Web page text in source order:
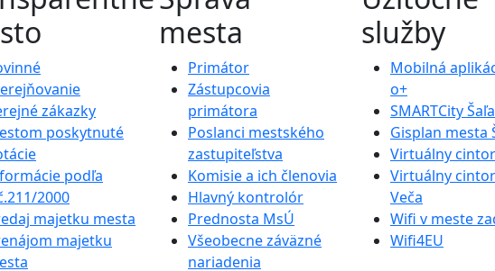
zákazky
poskytnuté
podľa
2000
majetku mesta
majetku
mesta
Primátor
Zástupcovia
primátora
Poslanci mestského
zastupiteľstva
Komisie a ich členovia
Hlavný kontrolór
Prednosta MsÚ
Všeobecne záväzné
nariadenia
služby
Mobilná
o+
SMARTCity Šaľa
Gisplan mesta
Virtuálny
Virtuálny
Veča
Wifi v meste
Wifi4EU